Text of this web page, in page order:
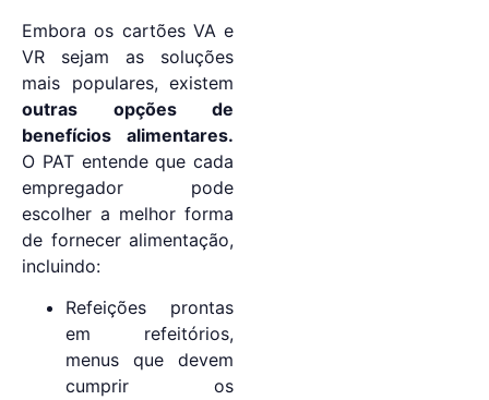
Embora os cartões VA e
VR sejam as soluções
mais populares, existem
outras opções de
benefícios alimentares.
O PAT entende que cada
empregador pode
escolher a melhor forma
de fornecer alimentação,
incluindo:
Refeições prontas
em refeitórios,
menus que devem
cumprir os